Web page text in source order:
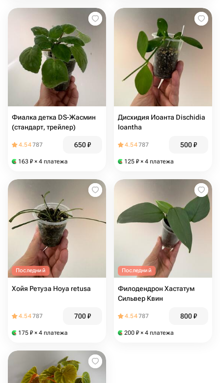
Фиалка детка DS-Жасмин
(стандарт, трейлер)
4.54787 650₽
163 ₽ × 4 платежа
Дисхидия Иоанта Dischidia
Ioantha
4.54787 500₽
125 ₽ × 4 платежа
Последний
Хойя Ретуза Hoya retusa
4.54787 700₽
175 ₽ × 4 платежа
Последний
Филодендрон Хастатум
Сильвер Квин
4.54787 800₽
200 ₽ × 4 платежа